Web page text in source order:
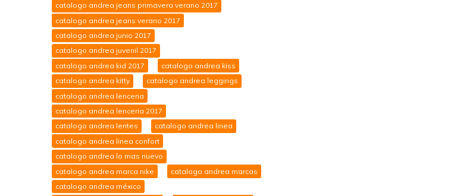
catalogo andrea jeans primavera verano 2017
catalogo andrea jeans verano 2017
catalogo andrea junio 2017
catalogo andrea juvenil 2017
catalogo andrea kid 2017
catalogo andrea kiss
catalogo andrea kitty
catalogo andrea leggings
catalogo andrea lenceria
catalogo andrea lenceria 2017
catalogo andrea lentes
catalogo andrea linea
catalogo andrea linea confort
catalogo andrea lo mas nuevo
catalogo andrea marca nike
catalogo andrea marcas
catalogo andrea méxico